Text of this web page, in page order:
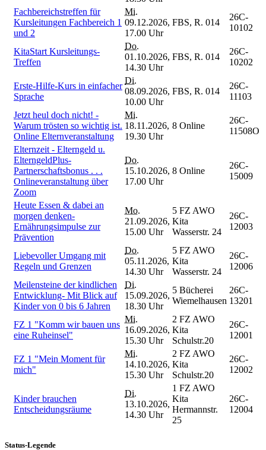
Fachbereichstreffen für
Kursleitungen Fachbereich 1
und 2
Mi.
09.12.2026,
17.00 Uhr
FBS, R. 014
26C-
10102
KitaStart Kursleitungs-
Treffen
Do.
01.10.2026,
14.30 Uhr
FBS, R. 014
26C-
10202
Erste-Hilfe-Kurs in einfacher
Sprache
Di.
08.09.2026,
10.00 Uhr
FBS, R. 014
26C-
11103
Jetzt heul doch nicht! -
Warum trösten so wichtig ist.
Online Elternveranstaltung
Mi.
18.11.2026,
19.30 Uhr
8 Online
26C-
11508O
Elternzeit - Elterngeld u.
ElterngeldPlus-
Partnerschaftsbonus . . .
Onlineveranstaltung über
Zoom
Do.
15.10.2026,
17.00 Uhr
8 Online
26C-
15009
Heute Essen & dabei an
morgen denken-
Ernährungsimpulse zur
Prävention
Mo.
21.09.2026,
15.00 Uhr
5 FZ AWO
Kita
Wasserstr. 24
26C-
12003
Liebevoller Umgang mit
Regeln und Grenzen
Do.
05.11.2026,
14.30 Uhr
5 FZ AWO
Kita
Wasserstr. 24
26C-
12006
Meilensteine der kindlichen
Entwicklung- Mit Blick auf
Kinder von 0 bis 6 Jahren
Di.
15.09.2026,
18.30 Uhr
5 Bücherei
Wiemelhausen
26C-
13201
FZ 1 "Komm wir bauen uns
eine Ruheinsel"
Mi.
16.09.2026,
15.30 Uhr
2 FZ AWO
Kita
Schulstr.20
26C-
12001
FZ 1 "Mein Moment für
mich"
Mi.
14.10.2026,
15.30 Uhr
2 FZ AWO
Kita
Schulstr.20
26C-
12002
Kinder brauchen
Entscheidungsräume
Di.
13.10.2026,
14.30 Uhr
1 FZ AWO
Kita
Hermannstr.
25
26C-
12004
Status-Legende